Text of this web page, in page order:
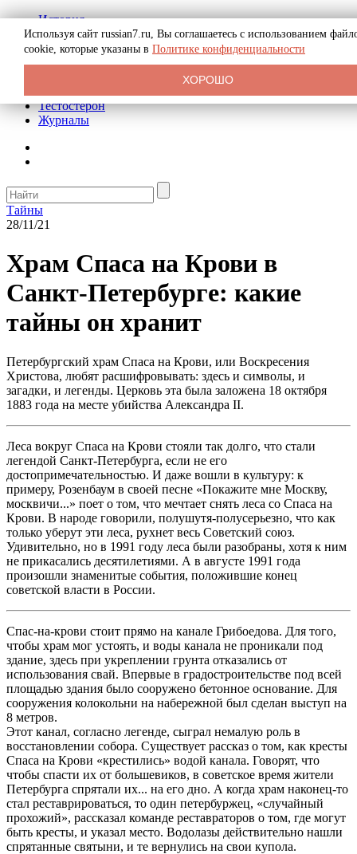
История
Биография
Криминал
Реклама на сайте
Тестостерон
Журналы
Тайны
28/11/21
Храм Спаса на Крови в
Санкт-Петербурге: какие
тайны он хранит
Петербургский храм Спаса на Крови, или Воскресения
Христова, любят расшифровывать: здесь и символы, и
загадки, и легенды. Церковь эта была заложена 18 октября
1883 года на месте убийства Александра ІІ.
Леса вокруг Спаса на Крови стояли так долго, что стали
легендой Санкт-Петербурга, если не его
достопримечательностью. И даже вошли в культуру: к
примеру, Розенбаум в своей песне «Покажите мне Москву,
москвичи...» поет о том, что мечтает снять леса со Спаса на
Крови. В народе говорили, полушутя-полусерьезно, что как
только уберут эти леса, рухнет весь Советский союз.
Удивительно, но в 1991 году леса были разобраны, хотя к ним
не прикасались десятилетиями. А в августе 1991 года
произошли знаменитые события, положившие конец
советской власти в России.
Спас-на-крови стоит прямо на канале Грибоедова. Для того,
чтобы храм мог устоять, и воды канала не проникали под
здание, здесь при укреплении грунта отказались от
использования свай. Впервые в градостроительстве под всей
площадью здания было сооружено бетонное основание. Для
сооружения колокольни на набережной был сделан выступ на
8 метров.
Этот канал, согласно легенде, сыграл немалую роль в
восстановлении собора. Существует рассказ о том, как кресты
Спаса на Крови «крестились» водой канала. Говорят, что
чтобы спасти их от большевиков, в советское время жители
Петербурга спрятали их... на его дно. А когда храм наконец-то
стал реставрироваться, то один петербуржец, «случайный
прохожий», рассказал команде реставраторов о том, где могут
быть кресты, и указал место. Водолазы действительно нашли
спрятанные святыни, и те вернулись на свои купола.
Используя сайт russian7.ru, Вы соглашаетесь с использованием
cookie, которые указаны в Политике конфиденциальности
ХОРОШО